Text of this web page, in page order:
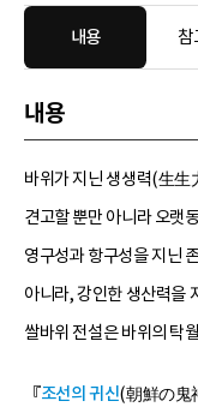
내용 참
내용
바위가 지닌 생생력(生生
견고할 뿐만 아니라 오랫
영구성과 항구성을 지닌
아니라, 강인한 생산력을
쌀바위 전설은 바위의 탁
『조선의 귀신(朝鮮の鬼